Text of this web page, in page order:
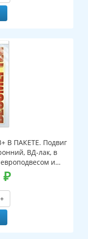
В ПАКЕТЕ. Подвиг
ВД-лак, в
и
₽
+